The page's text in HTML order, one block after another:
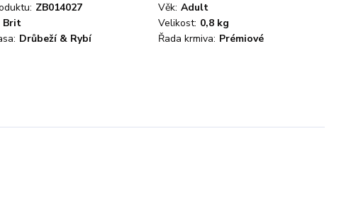
ZB014027 Věk: Adult
Brit Velikost: 0,8 kg
Drůbeží & Rybí Řada krmiva: Prémiové